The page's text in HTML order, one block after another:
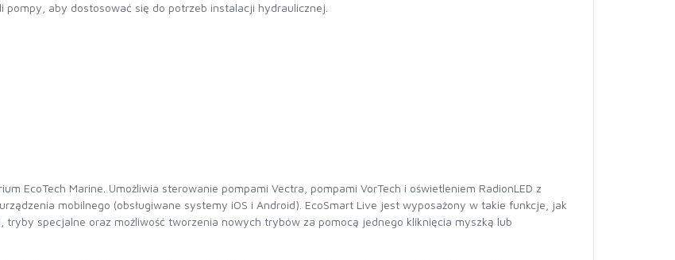
pompy, aby dostosować się do potrzeb instalacji hydraulicznej.
EcoTech Marine. Umożliwia sterowanie pompami Vectra, pompami VorTech i oświetleniem RadionLED z
mobilnego (obsługiwane systemy iOS i Android). EcoSmart Live jest wyposażony w takie funkcje, jak
specjalne oraz możliwość tworzenia nowych trybów za pomocą jednego kliknięcia myszką lub